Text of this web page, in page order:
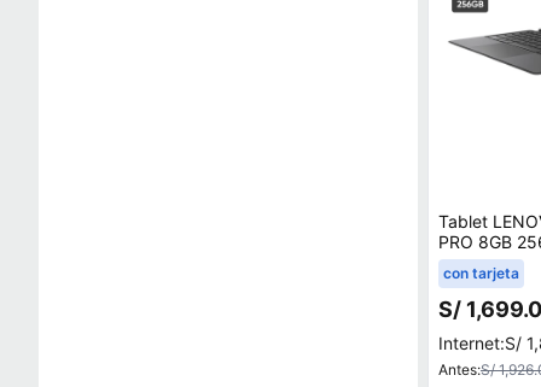
Tablet
PRO 8GB
con tarjeta
S/
Internet:S/
Antes:S/